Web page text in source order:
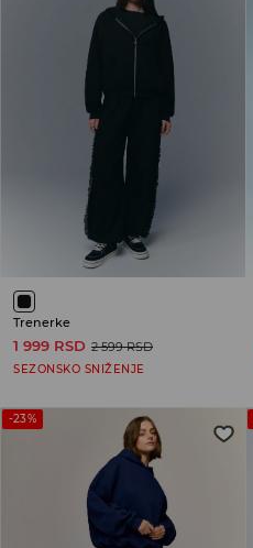
Trenerke
1 999 RSD 2 599 RSD
SEZONSKO SNIŽENJE
-23%